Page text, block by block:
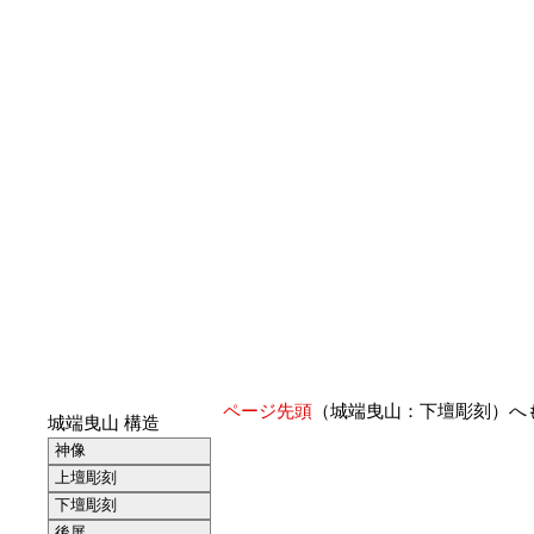
ページ先頭 （城端曳山：下壇彫刻）へ
城端曳山 構造
神像
上壇彫刻
下壇彫刻